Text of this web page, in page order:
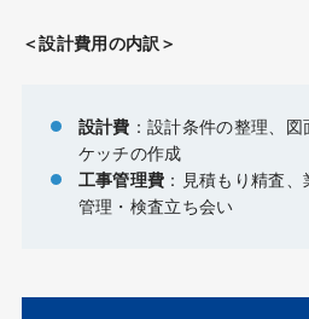
＜設計費用の内訳＞
設計費 ：設計条件の整理、
ケッチの作成
工事管理費 ：見積もり精査
管理・検査立ち会い